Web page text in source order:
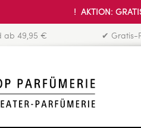
! AKTION:
ab 49,95 € ✔ Gratis-